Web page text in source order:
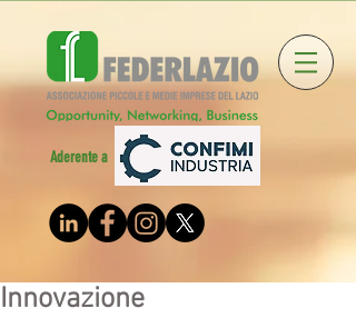
Aderente a
Innovazione